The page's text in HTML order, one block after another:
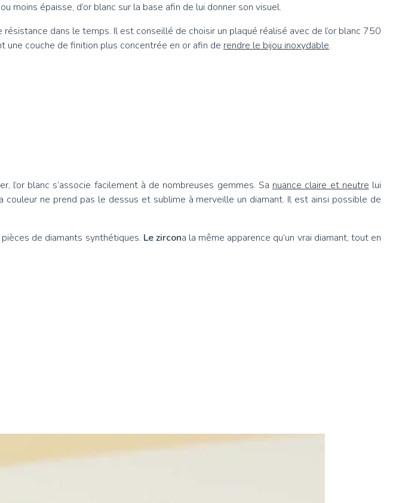
moins épaisse, d’or blanc sur la base afin de lui donner son visuel.
dans le temps. Il est conseillé de choisir un plaqué réalisé avec de l’or blanc 750
une couche de finition plus concentrée en or afin de rendre le bijou inoxydable.
blanc s’associe facilement à de nombreuses gemmes. Sa nuance claire et neutre lui
ne prend pas le dessus et sublime à merveille un diamant. Il est ainsi possible de
de diamants synthétiques. Le zircona la même apparence qu’un vrai diamant, tout en